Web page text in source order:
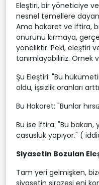
Eleştiri, bir yöneticiye
nesnel temellere
Ama hakaret ve iftira,
onurunu kırmaya,
yöneliktir. Peki, eleştiri
tanımlayabiliriz. Örnek
Şu Eleştiri: "Bu
oldu, işsizlik oranları
Bu Hakaret: "Bunlar
Bu ise İftira: "Bu bakan,
casusluk yapıyor." (
Siyasetin Bozulan
Tam yeri gelmişken,
siyasetin şirazesi eni